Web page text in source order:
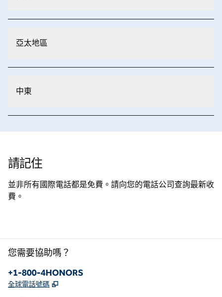
亞太地區
中東
請記住
並非所有國際電話都是免費。請向您的電話公司查詢最新收
費。
您需要協助嗎？
電話：
+1-800-4HONORS
全球電話號碼 ,